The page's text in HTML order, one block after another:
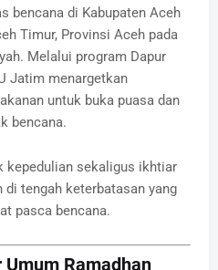
bencana di Kabupaten Aceh
Timur, Provinsi Aceh pada
Melalui program Dapur
Jatim menargetkan
untuk buka puasa dan
bencana.
kepedulian sekaligus ikhtiar
di tengah keterbatasan yang
pasca bencana.
Ramadhan